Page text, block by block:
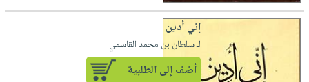
إني أدين
لـ سلطان بن محمد القاسمي
أضف إلى الطلبية